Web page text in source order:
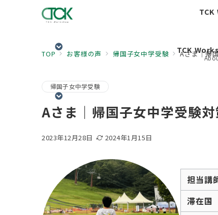
TCK
TCK
TOP お客様の声 帰国子女中学受験 Aさま｜帰
帰国子女中学受験
Aさま｜帰国子女中学受験
2023年12月28日 2024年1月15日
担当講
滞在国